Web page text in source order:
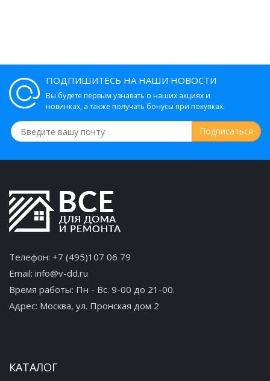
Крючки-2 Frap F1915-2
524 руб.
552 руб.
ПОДПИШИТЕСЬ НА НАШИ НОВОСТИ
Вы будете первым узнавать о наших акциях и
новинках, а также получать бонусы при покупках.
Телефон: +7 (495)107 06 79
Email: info@v-dd.ru
Время работы: Пн - Вс. 9-00 до 21-00.
Адрес: Москва, ул. Пронская дом 2
КАТАЛОГ